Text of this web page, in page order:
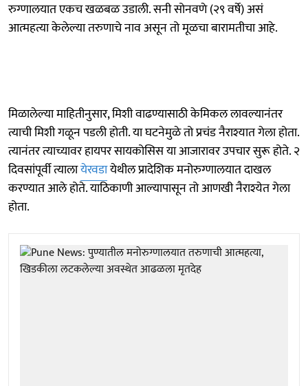
रुग्णालयात एकच खळबळ उडाली. सनी सोनवणे (२९ वर्षे) असं
आत्महत्या केलेल्या तरुणाचे नाव असून तो मूळचा बारामतीचा आहे.
मिळालेल्या माहितीनुसार, मिशी वाढण्यासाठी केमिकल लावल्यानंतर
त्याची मिशी गळून पडली होती. या घटनेमुळे तो प्रचंड नैराश्यात गेला होता.
त्यानंतर त्याच्यावर हायपर सायकोसिस या आजारावर उपचार सुरू होते. २
दिवसांपूर्वी त्यालायेरवडायेथील प्रादेशिक मनोरुग्णालयात दाखल
करण्यात आले होते. याठिकाणी आल्यापासून तो आणखी नैराश्येत गेला
होता.